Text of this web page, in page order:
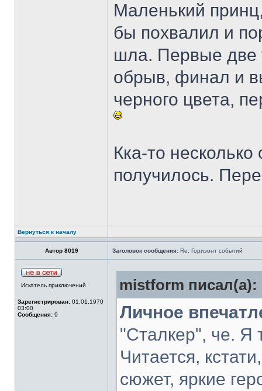
Маленький
бы похвалил и
шла. Первые две
обрыв, финал и
черного цвета,
Кка-то
получилось.
Вернуться к началу
Автор 8019 Заголовок сообщения: Re: Горизонт событий
Искатель приключений
Зарегистрирован: 01.01.1970
03:00
Сообщения: 9
mistform писал(а):
Личное
"Сталкер", че. Я
Читается,
сюжет, яркие